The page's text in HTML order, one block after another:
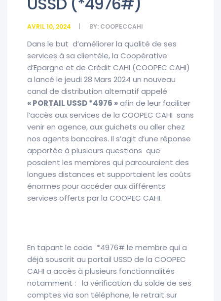
AVRIL 10, 2024 BY: COOPECCAHI
Dans le but d’améliorer la qualité de ses
services à sa clientèle, la Coopérative
d’Epargne et de Crédit CAHI (COOPEC CAHI)
a lancé le jeudi 28 Mars 2024 un nouveau
canal de distribution alternatif appelé
« PORTAIL USSD *4976 »afin de leur faciliter
l’accès aux services de la COOPEC CAHI sans
venir en agence, aux guichets ou aller chez
nos agents bancaires. Il s’agit d’une réponse
apportée à plusieurs questions que
posaient les membres qui parcouraient des
longues distances et supportaient les coûts
énormes pour accéder aux différents
services offerts par la COOPEC CAHI.
En tapant le code *4976# le membre qui a
déjà souscrit au portail USSD de la COOPEC
CAHI a accès à plusieurs fonctionnalités
notamment : la vérification du solde de ses
comptes via son téléphone, le retrait sur